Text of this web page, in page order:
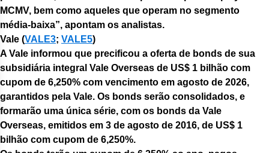
MCMV, bem como aqueles que operam no segmento
média-baixa”, apontam os analistas.
Vale (VALE3; VALE5)
A Vale informou que precificou a oferta de bonds de sua
subsidiária integral Vale Overseas de US$ 1 bilhão com
cupom de 6,250% com vencimento em agosto de 2026,
garantidos pela Vale. Os bonds serão consolidados, e
formarão uma única série, com os bonds da Vale
Overseas, emitidos em 3 de agosto de 2016, de US$ 1
bilhão com cupom de 6,250%.